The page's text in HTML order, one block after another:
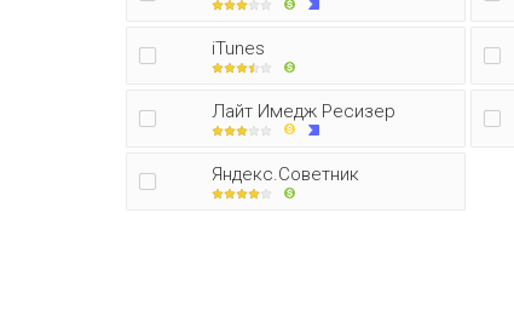
iTunes
Лайт Имедж Ресизер
Яндекс.Советник